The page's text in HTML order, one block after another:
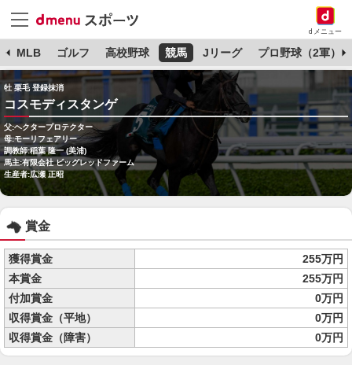
dメニュー
MLB ゴルフ 高校野球 競馬 Jリーグ プロ野球（2軍）
牡 栗毛 登録抹消
コスモディスタンゲ
父:ヘクタープロテクター
母:モーリフェアリー
調教師:稲葉 隆一 (美浦)
馬主:有限会社 ビッグレッドファーム
生産者:広瀬 正昭
賞金
獲得賞金
255万円
本賞金
255万円
付加賞金
0万円
収得賞金（平地）
0万円
収得賞金（障害）
0万円